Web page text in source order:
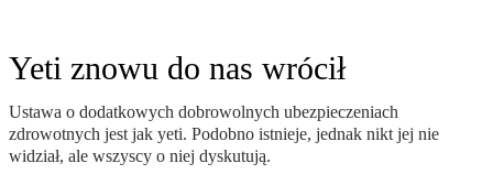
Yeti znowu do nas wrócił
Ustawa o dodatkowych dobrowolnych ubezpieczeniach
zdrowotnych jest jak yeti. Podobno istnieje, jednak nikt jej nie
widział, ale wszyscy o niej dyskutują.